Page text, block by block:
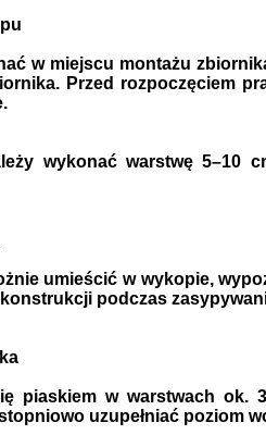
w miejscu montażu
Przed rozpoczęciem
wykonać warstwę 5–10
umieścić w wykopie,
podczas
piaskiem w warstwach ok.
uzupełniać poziom